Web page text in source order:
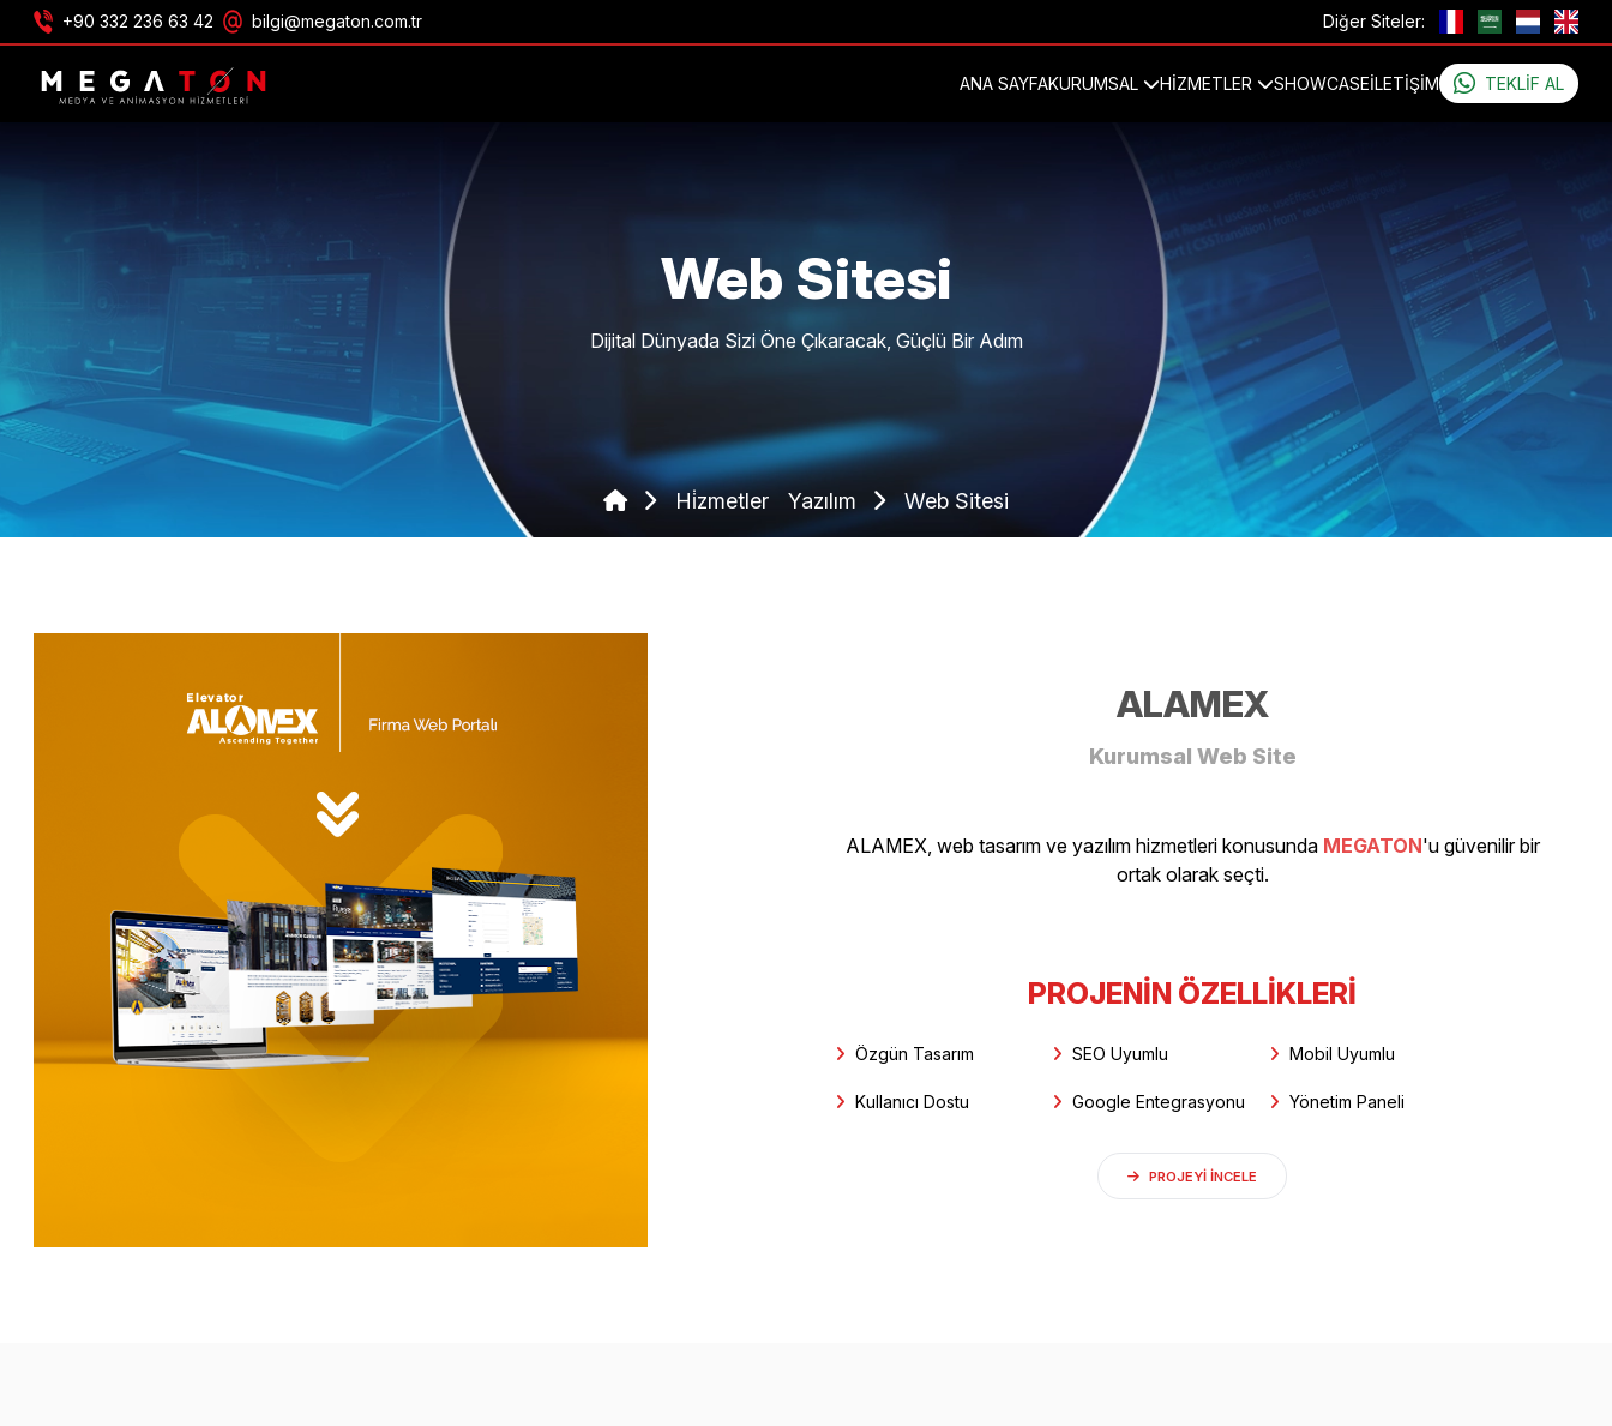
+90 332 236 63 42 bilgi@megaton.com.tr Diğer Siteler:
ANA SAYFAKURUMSAL HİZMETLER SHOWCASEİLETIŞIM TEKLIF AL
Web Sitesi
Dijital Dünyada Sizi Öne Çıkaracak, Güçlü Bir Adım
Hi̇zmetler Yazılım Web Sitesi
ALAMEX
Kurumsal Web Site
ALAMEX, web tasarım ve yazılım hizmetleri konusunda MEGATON'u güvenilir bir
ortak olarak seçti.
PROJENIN ÖZELLIKLERI
Özgün Tasarım SEO Uyumlu Mobil Uyumlu
Kullanıcı Dostu Google Entegrasyonu Yönetim Paneli
PROJEYI INCELE